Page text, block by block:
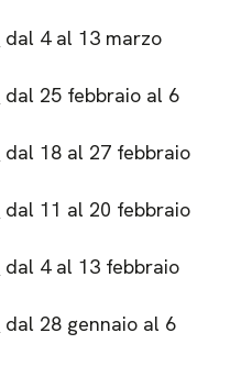
dal 4 al 13 marzo
dal 25 febbraio al 6
dal 18 al 27 febbraio
dal 11 al 20 febbraio
dal 4 al 13 febbraio
dal 28 gennaio al 6